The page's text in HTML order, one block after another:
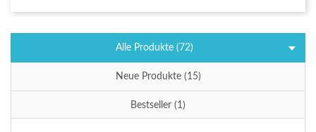
Alle Produkte (72)
Neue Produkte (15)
Bestseller (1)